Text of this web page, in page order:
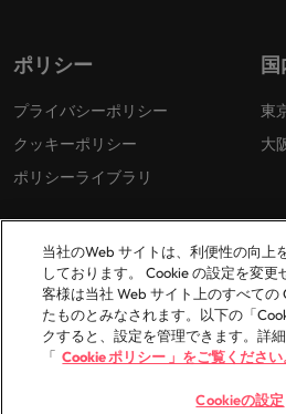
ポリシー
プライバシーポリシー
クッキーポリシー
ポリシーライブラリ
東
大
© 2026 Robert Walters Plc.
当社のWeb サイトは、利便性の向上
しております。 Cookie の設定を変更
客様は当社 Web サイト上のすべての
たものとみなされます。以下の「
クすると、設定を管理できます。詳細
「 Cookie ポリシー 」をご覧ください
Cookieの設定